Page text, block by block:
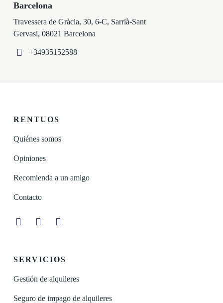
Barcelona
Travessera de Gràcia, 30, 6-C, Sarrià-Sant
Gervasi, 08021 Barcelona
+34935152588
RENTUOS
Quiénes somos
Opiniones
Recomienda a un amigo
Contacto
InstagramFacebookLinkedin
SERVICIOS
Gestión de alquileres
Seguro de impago de alquileres